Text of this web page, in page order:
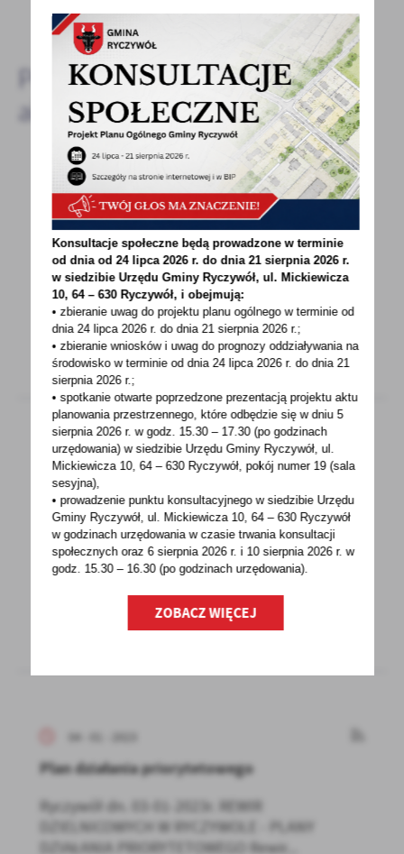
DODAJ KOMENTARZ
Pozostałe
aktualności
05 - 01 - 2023
Wyłączenie oświetlenia ulicznego
Informujemy, iż ze względów ekonomicznych
zmuszeni jesteśmy do wprowadzenia
czasowego ograniczenia...
05 - 01 - 2023
KREW DLA HANI
Przypominamy, że ambulans do pobierania
krwi z Regionalnego Centrum Krwiodawstwa
i Krwiolecznictwa...
04 - 01 - 2023
Plan działania priorytetowego
Ryczywół dn. 03-01-2023r. REWIR
DZIELNICOWYCH W RYCZYWOLE - PLANY
DZIAŁANIA PRIORYTETOWEGO Rewir...
Konsultacje społeczne będą prowadzone w terminie
od dnia od 24 lipca 2026 r. do dnia 21 sierpnia 2026 r.
w siedzibie Urzędu Gminy Ryczywół, ul. Mickiewicza
10, 64 – 630 Ryczywół, i obejmują:
• zbieranie uwag do projektu planu ogólnego w terminie od
dnia 24 lipca 2026 r. do dnia 21 sierpnia 2026 r.;
• zbieranie wniosków i uwag do prognozy oddziaływania na
środowisko w terminie od dnia 24 lipca 2026 r. do dnia 21
sierpnia 2026 r.;
• spotkanie otwarte poprzedzone prezentacją projektu aktu
planowania przestrzennego, które odbędzie się w dniu 5
sierpnia 2026 r.w godz. 15.30 – 17.30 (po godzinach
urzędowania) w siedzibie Urzędu Gminy Ryczywół, ul.
Mickiewicza 10, 64 – 630 Ryczywół, pokójnumer 19 (sala
sesyjna),
• prowadzenie punktu konsultacyjnego w siedzibie Urzędu
Gminy Ryczywół, ul. Mickiewicza 10, 64 – 630 Ryczywół
w godzinachurzędowania w czasie trwania konsultacji
społecznych oraz 6 sierpnia 2026 r. i 10 sierpnia 2026 r. w
godz. 15.30 – 16.30 (po godzinachurzędowania).
ZOBACZ WIĘCEJ